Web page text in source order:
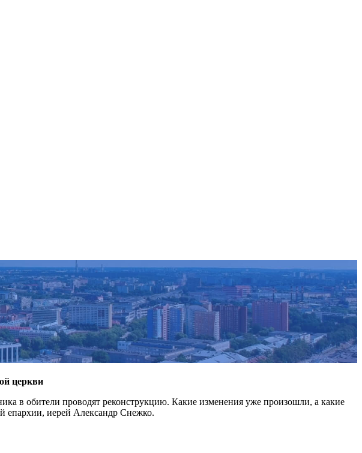
церкви
в обители проводят реконструкцию. Какие изменения уже произошли, а какие
епархии, иерей Александр Снежко.